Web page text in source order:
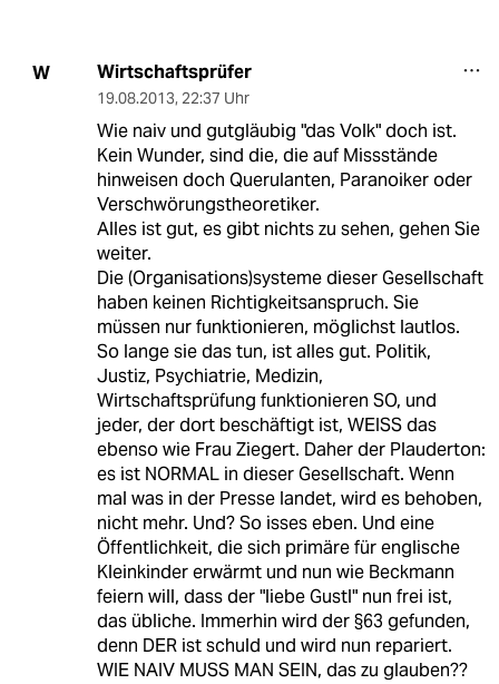
W Wirtschaftsprüfer
19.08.2013, 22:37 Uhr
Wie naiv und gutgläubig "das Volk" doch ist.
Kein Wunder, sind die, die auf Missstände
hinweisen doch Querulanten, Paranoiker oder
Verschwörungstheoretiker.
Alles ist gut, es gibt nichts zu sehen, gehen Sie
weiter.
Die (Organisations)systeme dieser Gesellschaft
haben keinen Richtigkeitsanspruch. Sie
müssen nur funktionieren, möglichst lautlos.
So lange sie das tun, ist alles gut. Politik,
Justiz, Psychiatrie, Medizin,
Wirtschaftsprüfung funktionieren SO, und
jeder, der dort beschäftigt ist, WEISS das
ebenso wie Frau Ziegert. Daher der Plauderton:
es ist NORMAL in dieser Gesellschaft. Wenn
mal was in der Presse landet, wird es behoben,
nicht mehr. Und? So isses eben. Und eine
Öffentlichkeit, die sich primäre für englische
Kleinkinder erwärmt und nun wie Beckmann
feiern will, dass der "liebe Gustl" nun frei ist,
das übliche. Immerhin wird der §63 gefunden,
denn DER ist schuld und wird nun repariert.
WIE NAIV MUSS MAN SEIN, das zu glauben??